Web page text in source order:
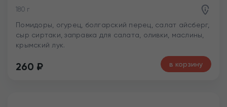
180 г
Помидоры, огурец, болгарский перец, салат айсберг,
сыр сиртаки, заправка для салата, оливки, маслины,
крымский лук.
260 ₽ в корзину